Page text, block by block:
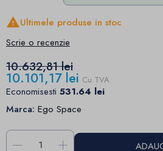
Ultimele produse in stoc
Scrie o recenzie
10.632,81 lei
10.101,17 lei Cu TVA
Economisesti 531.64 lei
Marca: Ego Space
- +